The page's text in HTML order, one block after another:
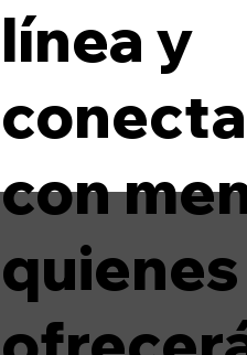
línea y
con